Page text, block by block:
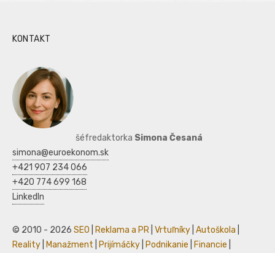
KONTAKT
šéfredaktorka Simona Česaná
simona@euroekonom.sk
+421 907 234 066
+420 774 699 168
LinkedIn
© 2010 - 2026 SEO Reklama a PR Vrtuľníky Autoškola
Reality
Manažment Prijímáčky Podnikanie Financie